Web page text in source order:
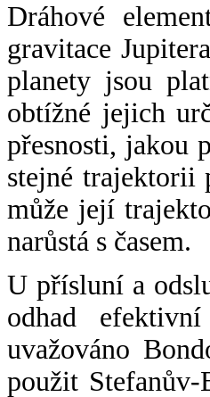
Dráhové
gravitace
planety jsou
obtížné jejich
přesnosti, jakou
stejné trajektorii
může její
narůstá s časem.
U přísluní a
odhad
uvažováno
použit